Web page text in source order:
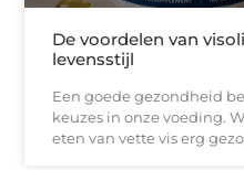
De voordelen van
levensstijl
Een goede gezondheid
keuzes in onze voeding.
eten van vette vis erg